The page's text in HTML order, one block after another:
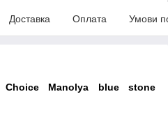
Доставка Оплата Умови
Сhoice Manolya blue stone